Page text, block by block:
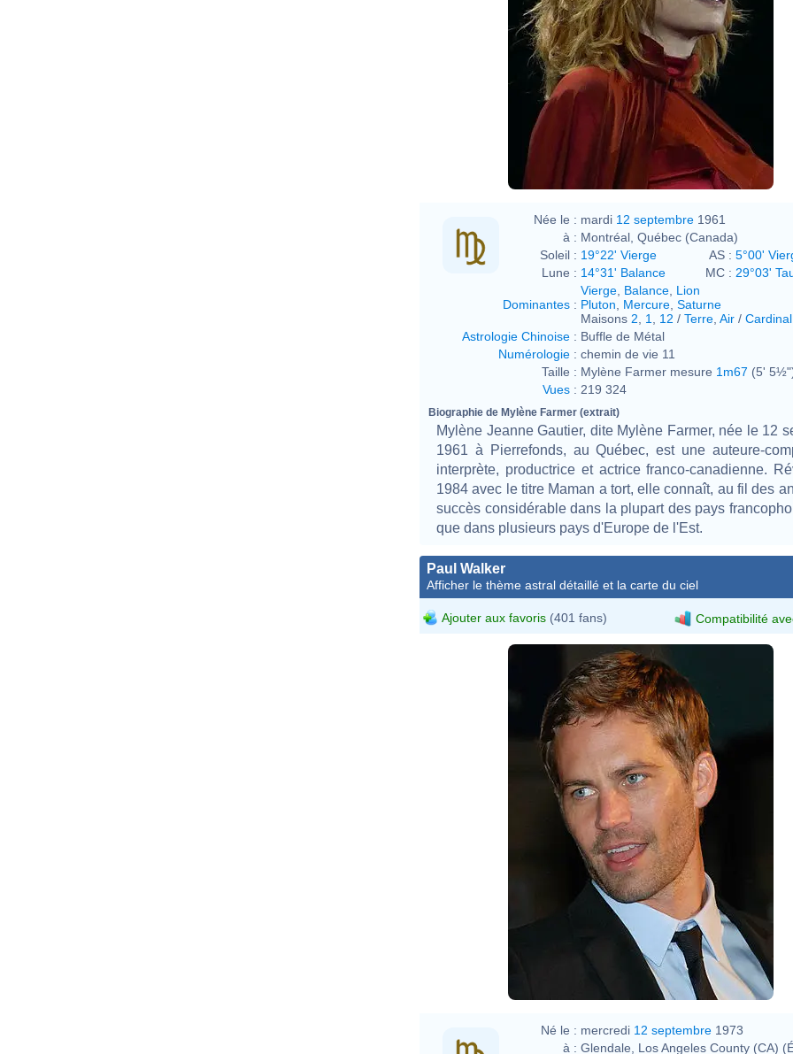
Née le : mardi 12 septembre 1961
à : Montréal, Québec (Canada)
Soleil : 19°22' Vierge AS : 5°00'
Lune : 14°31' Balance MC : 29°03'
Dominantes :
Vierge Balance Lion
Pluton
Mercure Saturne
Maisons 2 1 12 / Terre Air / Cardinal
Astrologie Chinoise : Buffle de Métal
Numérologie : chemin de vie 11
Taille : Mylène Farmer mesure 1m67 (5'
Vues : 219 324
Biographie de Mylène Farmer (extrait)
Mylène Jeanne Gautier, dite Mylène Farmer, née le 12
1961 à Pierrefonds, au Québec, est une auteure-
interprète, productrice et actrice franco-canadienne.
1984 avec le titre Maman a tort, elle connaît, au fil des
succès considérable dans la plupart des pays
que dans plusieurs pays d'Europe de l'Est.
Paul Walker
Afficher le thème astral détaillé et la carte du ciel
Ajouter aux favoris (401 fans) Compatibilité
Né le : mercredi 12 septembre 1973
à : Glendale, Los Angeles County (CA)